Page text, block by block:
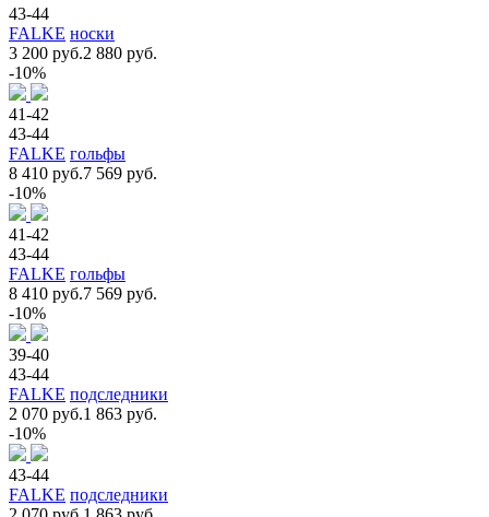
43-44
FALKE носки
3 200 руб.2 880 руб.
-10%
41-42
43-44
FALKE гольфы
8 410 руб.7 569 руб.
-10%
41-42
43-44
FALKE гольфы
8 410 руб.7 569 руб.
-10%
39-40
43-44
FALKE подследники
2 070 руб.1 863 руб.
-10%
43-44
FALKE подследники